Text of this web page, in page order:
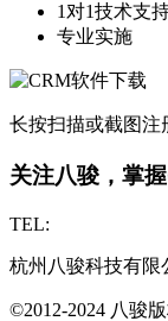
1对1技术支
专业实施
长按扫描或截图注
关注八骏，掌
TEL:
杭州八骏科技有限
©2012-2024 八骏